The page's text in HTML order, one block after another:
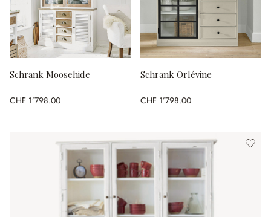
Schrank Moosehide
CHF 1’798.00
Schrank Orlévine
CHF 1’798.00